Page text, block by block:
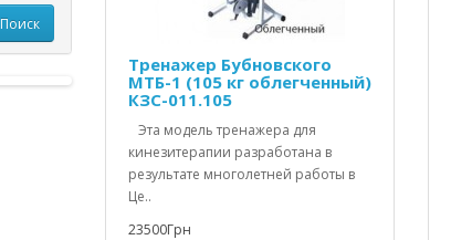
Поиск
Тренажер Бубновского
МТБ-1 (105 кг облегченный)
КЗС-011.105
Эта модель тренажера для
кинезитерапии разработана в
результате многолетней работы в
Це..
23500Грн